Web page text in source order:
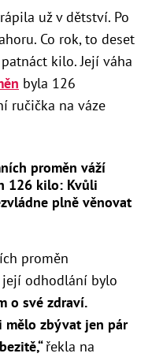
už v dětství. Po
Co rok, to deset
kilo. Její váha
byla 126
ručička na váze
proměn váží
126 kilo: Kvůli
plně věnovat
proměn
její odhodlání bylo
o své zdraví.
mělo zbývat jen pár
řekla na